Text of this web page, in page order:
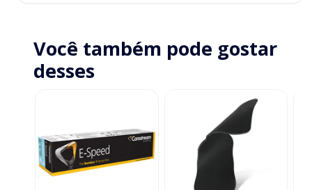
Você também pode gostar
desses